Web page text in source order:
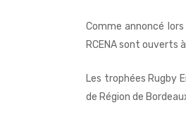
Comme annoncé
RCENA sont ouverts
Les trophées Rugby
de Région de